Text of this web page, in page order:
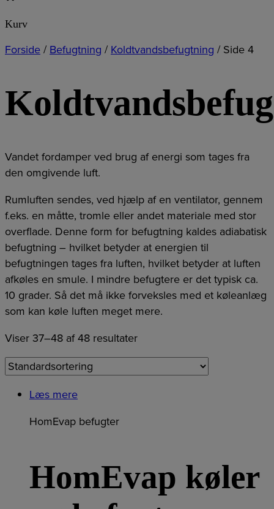
Kurv
Forside/ Befugtning / Koldtvandsbefugtning / Side 4
Vandet fordamper ved brug af energi som tages fra
den omgivende luft.
Rumluften sendes, ved hjælp af en ventilator, gennem
f.eks. en måtte, tromle eller andet materiale med stor
overflade. Denne form for befugtning kaldes adiabatisk
befugtning – hvilket betyder at energien til
befugtningen tages fra luften, hvilket betyder at luften
afkøles en smule. I mindre befugtere er det typisk ca.
10 grader. Så det må ikke forveksles med et køleanlæg
som kan køle luften meget mere.
Viser 37–48 af 48 resultater
Læs mere
HomEvap befugter
HomEvap køler